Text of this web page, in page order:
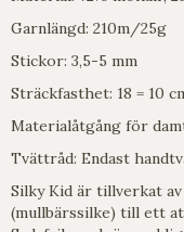
Garnlängd: 210m/25g
Stickor: 3,5-5 mm
Sträckfasthet: 18 = 10
Materialåtgång för
Tvättråd: Endast
Silky Kid är tillverkat
(mullbärssilke) till ett